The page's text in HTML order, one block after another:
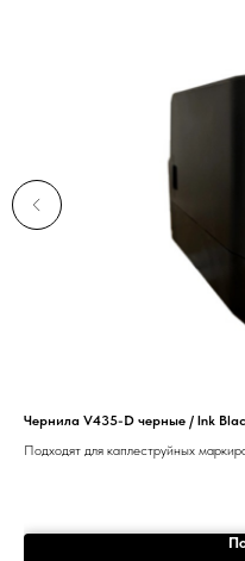
Чернила V435-D черные / Ink
Подходят для каплеструйных